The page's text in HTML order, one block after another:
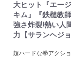
大ヒット『エー
キム』『鉄槌教
強さ炸裂!熱い人
力【サランヘジョ
超ハードな拳アクシ